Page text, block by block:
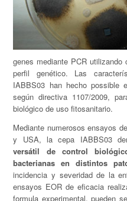
genes mediante PCR
perfil genético. Las
IABBS03 han hecho possible
según directiva 1107/2009,
biológico de uso fitosanitario.
Mediante numerosos ensayos
y USA, la cepa IABBS03
versátil de control
bacterianas en distintos
incidencia y severidad de la
ensayos EOR de eficacia
formula experimental, pueden